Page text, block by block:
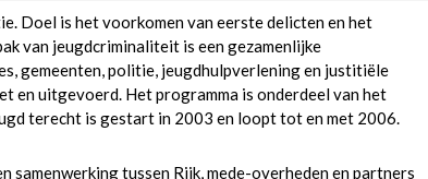
Doel is het voorkomen van eerste delicten en het
van jeugdcriminaliteit is een gezamenlijke
gemeenten, politie, jeugdhulpverlening en justitiële
en uitgevoerd. Het programma is onderdeel van het
terecht is gestart in 2003 en loopt tot en met 2006.
samenwerking tussen Rijk, mede-overheden en partners